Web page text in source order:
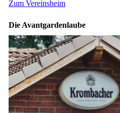
Zum Vereinsheim
Die Avantgardenlaube